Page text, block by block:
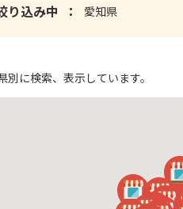
り込み中 愛知県
に検索、表示しています。